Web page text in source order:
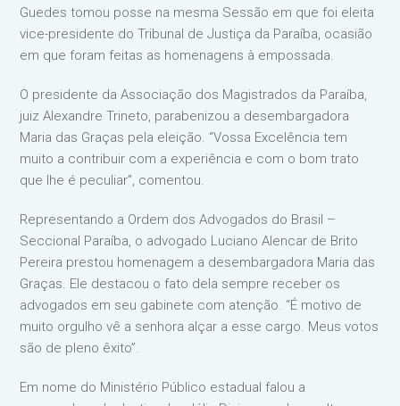
Guedes tomou posse na mesma Sessão em que foi eleita
vice-presidente do Tribunal de Justiça da Paraíba, ocasião
em que foram feitas as homenagens à empossada.
O presidente da Associação dos Magistrados da Paraíba,
juiz Alexandre Trineto, parabenizou a desembargadora
Maria das Graças pela eleição. “Vossa Excelência tem
muito a contribuir com a experiência e com o bom trato
que lhe é peculiar”, comentou.
Representando a Ordem dos Advogados do Brasil –
Seccional Paraíba, o advogado Luciano Alencar de Brito
Pereira prestou homenagem a desembargadora Maria das
Graças. Ele destacou o fato dela sempre receber os
advogados em seu gabinete com atenção. “É motivo de
muito orgulho vê a senhora alçar a esse cargo. Meus votos
são de pleno êxito”.
Em nome do Ministério Público estadual falou a